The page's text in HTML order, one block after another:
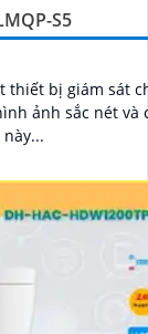
S5
thiết bị giám sát
ảnh sắc nét và